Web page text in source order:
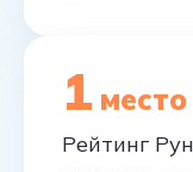
1 место
Рейтинг